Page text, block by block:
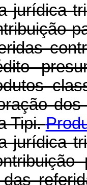
jurídica
Tipi.
jurídica